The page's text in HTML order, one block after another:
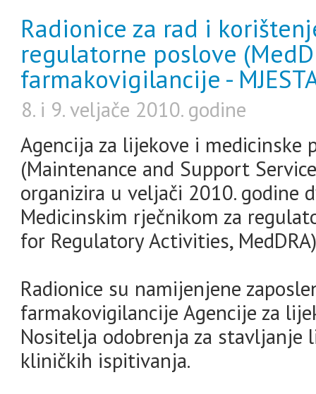
Radionice za rad i
regulatorne poslove
farmakovigilancije -
8. i 9. veljače 2010. godine
Agencija za lijekove i medicinske
(Maintenance and Support
organizira u veljači 2010. godine
Medicinskim rječnikom za
for Regulatory Activities,
Radionice su namijenjene
farmakovigilancije Agencije za
Nositelja odobrenja za
kliničkih ispitivanja.